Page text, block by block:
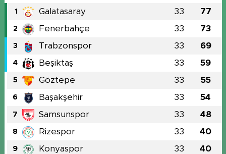
1 Galatasaray 33 77
2 Fenerbahçe 33 73
3 Trabzonspor 33 69
4 Beşiktaş 33 59
5 Göztepe 33 55
6 Başakşehir 33 54
7 Samsunspor 33 48
8 Rizespor 33 40
9 Konyaspor 33 40